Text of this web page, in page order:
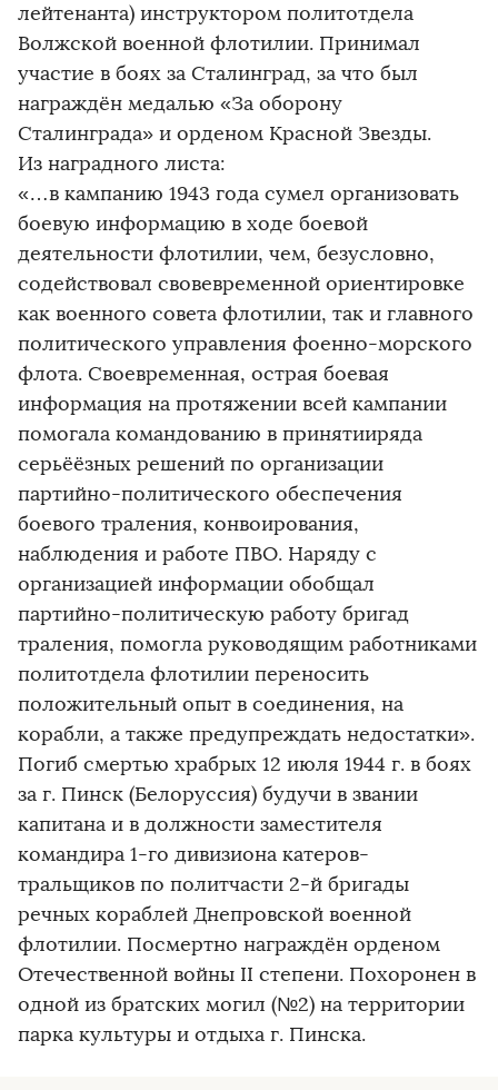
лейтенанта) инструктором политотдела
Волжской военной флотилии. Принимал
участие в боях за Сталинград, за что был
награждён медалью «За оборону
Сталинграда» и орденом Красной Звезды.
Из наградного листа:
«…в кампанию 1943 года сумел организовать
боевую информацию в ходе боевой
деятельности флотилии, чем, безусловно,
содействовал свовевременной ориентировке
как военного совета флотилии, так и главного
политического управления фоенно-морского
флота. Своевременная, острая боевая
информация на протяжении всей кампании
помогала командованию в принятииряда
серьёёзных решений по организации
партийно-политического обеспечения
боевого траления, конвоирования,
наблюдения и работе ПВО. Наряду с
организацией информации обобщал
партийно-политическую работу бригад
траления, помогла руководящим работниками
политотдела флотилии переносить
положительный опыт в соединения, на
корабли, а также предупреждать недостатки».
Погиб смертью храбрых 12 июля 1944 г. в боях
за г. Пинск (Белоруссия) будучи в звании
капитана и в должности заместителя
командира 1-го дивизиона катеров-
тральщиков по политчасти 2-й бригады
речных кораблей Днепровской военной
флотилии. Посмертно награждён орденом
Отечественной войны II степени. Похоронен в
одной из братских могил (№2) на территории
парка культуры и отдыха г. Пинска.